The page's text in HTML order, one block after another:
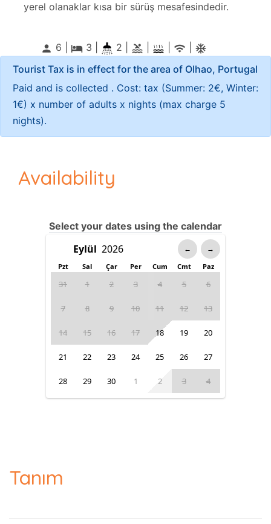
yerel olanaklar kısa bir sürüş mesafesindedir.
person 6 | local_hotel3 2 | pool wifi ac_unitif
Tourist Tax is in effect for the area of Olhao, Portugal
Paid and is collected . Cost: tax (Summer: 2€, Winter:
1€) x number of adults x nights (max charge 5
nights).
Availability
Select your dates using the calendar
← →
Pzt Sal Çar Per Cum Cmt Paz
31 1 2 3 4 5 6
7 8 9 10 11 12 13
14 15 16 17 18 19 20
21 22 23 24 25 26 27
28 29 30 1 2 3 4
Tanım